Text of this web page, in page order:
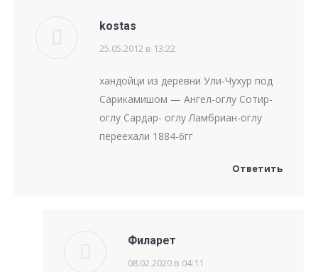
kostas
говорит:
25.05.2012 в 13:22
хандойци из деревни Ули-Чухур под
Сарикамишом — Ангел-оглу Сотир-
оглу Сардар- оглу Ламбриан-оглу
переехали 1884-6гг
Ответить
Филарет
говорит:
08.02.2020 в 04:11